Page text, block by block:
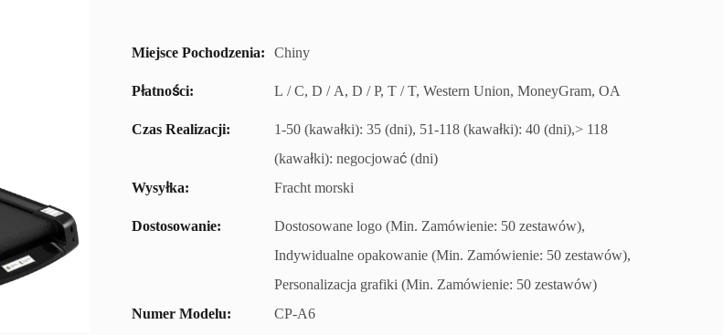
Miejsce Pochodzenia: Chiny
Płatności: L / C, D / A, D / P, T / T, Western Union, MoneyGram, OA
Czas Realizacji:
1-50 (kawałki): 35 (dni), 51-118 (kawałki): 40 (dni),> 118
(kawałki): negocjować (dni)
Wysyłka:
Fracht morski
Dostosowanie:
Dostosowane logo (Min. Zamówienie: 50 zestawów),
Indywidualne opakowanie (Min. Zamówienie: 50 zestawów),
Personalizacja grafiki (Min. Zamówienie: 50 zestawów)
Numer Modelu:
CP-A6